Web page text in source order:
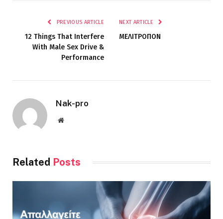
PREVIOUS ARTICLE
12 Things That Interfere
With Male Sex Drive &
Performance
NEXT ARTICLE
ΜΕΛΙΤΡΟΠΟΝ
Nak-pro
Website
Related Posts